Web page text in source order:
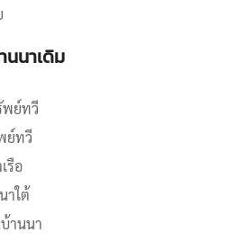
นนาเดิม
พย์ทวี
ย์ทวี
รือ
าใต้
านนา